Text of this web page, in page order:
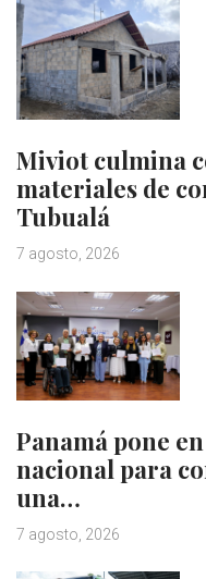
Miviot culmina
materiales de
Tubualá
7 agosto, 2026
Panamá pone
nacional para
una…
7 agosto, 2026